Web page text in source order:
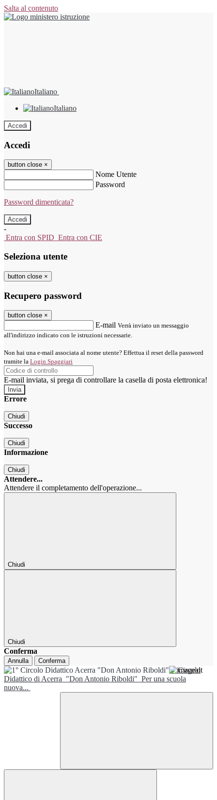
Salta al contenuto
Italiano
Italiano
Accedi
Accedi
button close ×
Nome Utente
Password
Password dimenticata?
-
Entra con SPID Entra con CIE
Seleziona utente
button close ×
Recupero password
button close ×
E-mail Verrà inviato un messaggio
all'indirizzo indicato con le istruzioni necessarie.
Non hai una e-mail associata al nome utente? Effettua il reset della password
tramite la Login Spaggiari
E-mail inviata, si prega di controllare la casella di posta elettronica!
Errore
Chiudi
Successo
Chiudi
Informazione
Chiudi
Attendere...
Attendere il completamento dell'operazione...
Chiudi
Chiudi
Conferma
Annulla Conferma
1° Circolo
Didattico di Acerra "Don Antonio Riboldi" Per una scuola
nuova...